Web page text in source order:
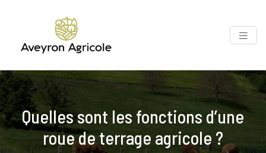
Quelles sont les fonctions d’une
roue de terrage agricole ?